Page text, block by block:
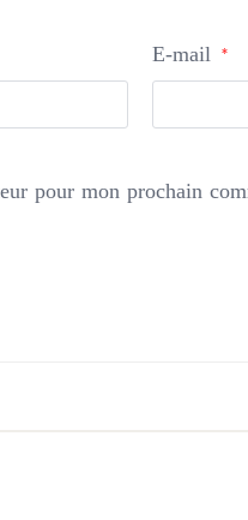
E-mail *
pour mon prochain